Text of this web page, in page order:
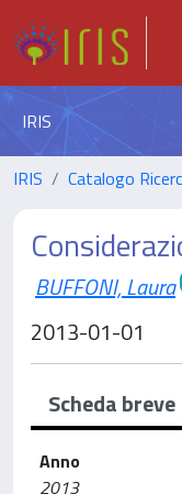
IRIS
IRIS Catalogo
BUFFONI, Laura
2013-01-01
Scheda breve
Anno
2013